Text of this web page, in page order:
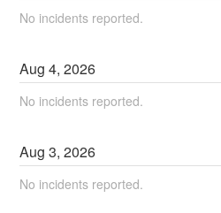
No incidents reported.
Aug4,2026
No incidents reported.
Aug3,2026
No incidents reported.